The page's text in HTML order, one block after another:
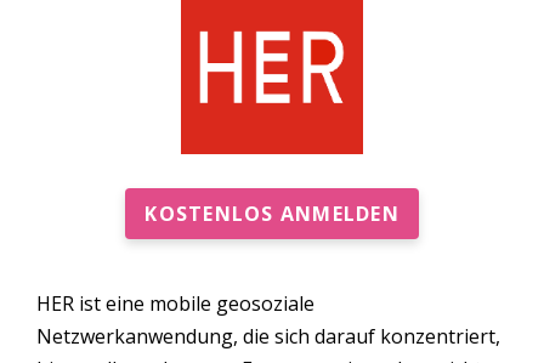
KOSTENLOS ANMELDEN
HER ist eine mobile geosoziale
Netzwerkanwendung, die sich darauf konzentriert,